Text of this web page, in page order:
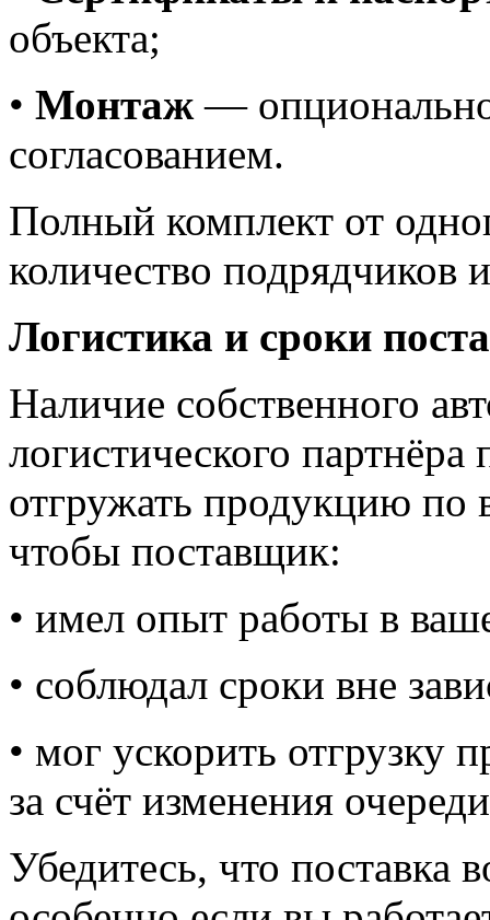
объекта;
• Монтаж —
согласованием.
Полный комплект от
количество подрядчиков
Логистика и сроки
Наличие собственного
логистического партнёра
отгружать продукцию по
чтобы поставщик:
• имел опыт работы в
• соблюдал сроки вне
• мог ускорить отгрузку
за счёт изменения
Убедитесь, что поставка